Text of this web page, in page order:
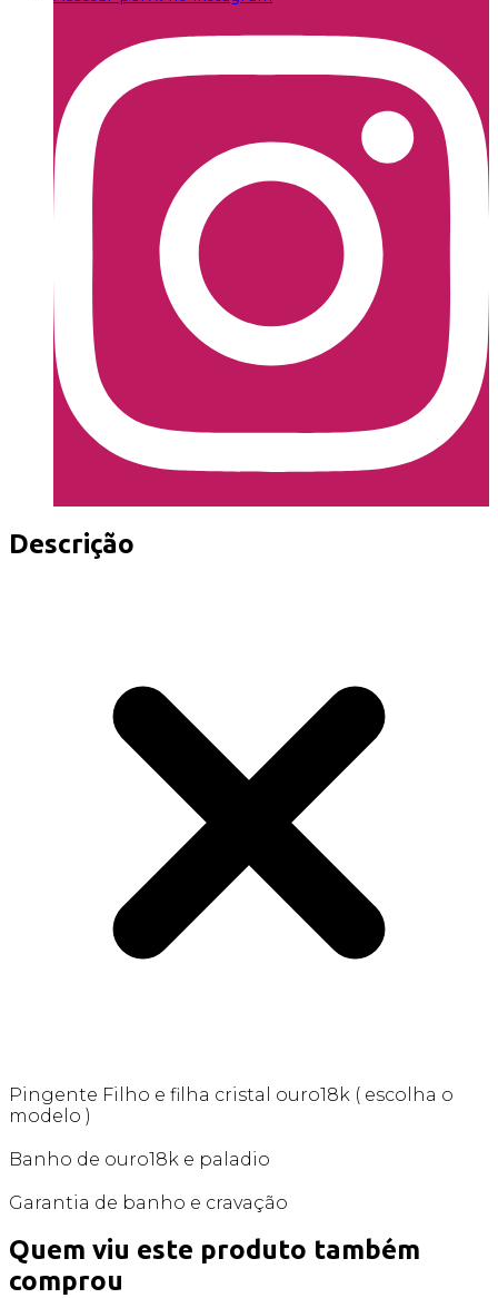
Descrição
Pingente Filho e filha cristal ouro18k ( escolha o
modelo )
Banho de ouro18k e paladio
Garantia de banho e cravação
Quem viu este produto também
comprou